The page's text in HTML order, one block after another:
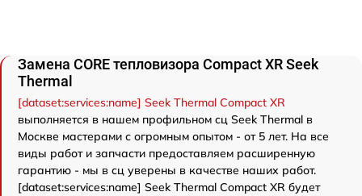
Замена CORE тепловизора Compact XR Seek
Thermal
[dataset:services:name] Seek Thermal Compact XR
выполняется в нашем профильном сц Seek Thermal в
Москве мастерами с огромным опытом - от 5 лет. На все
виды работ и запчасти предоставляем расширенную
гарантию - мы в сц уверены в качестве наших работ.
[dataset:services:name] Seek Thermal Compact XR будет